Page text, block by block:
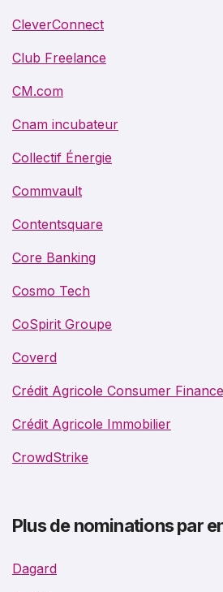
CleverConnect
Club Freelance
CM.com
Cnam incubateur
Collectif Énergie
Commvault
Contentsquare
Core Banking
Cosmo Tech
CoSpirit Groupe
Coverd
Crédit Agricole Consumer Finance
Crédit Agricole Immobilier
CrowdStrike
Plus de nominations par
Dagard